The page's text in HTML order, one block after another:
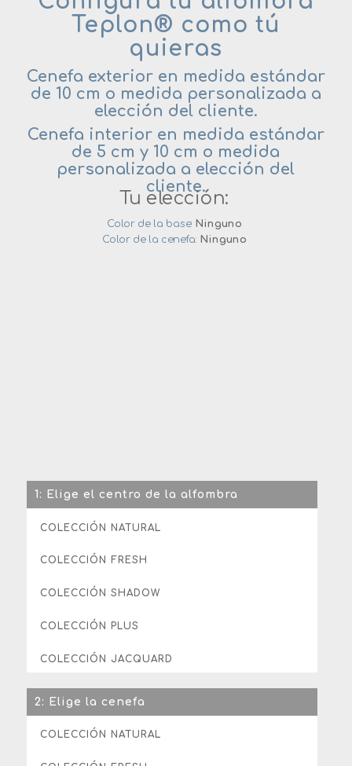
Teplon® como tú
quieras
Cenefa exterior en medida estándar
de 10 cm o medida personalizada a
elección del cliente.
Cenefa interior en medida estándar
de 5 cm y 10 cm o medida
personalizada a elección del
cliente.
Tu elección:
Color de la base: Ninguno
Color de la cenefa: Ninguno
1: Elige el centro de la alfombra
COLECCIÓN NATURAL
COLECCIÓN FRESH
COLECCIÓN SHADOW
COLECCIÓN PLUS
COLECCIÓN JACQUARD
2: Elige la cenefa
COLECCIÓN NATURAL